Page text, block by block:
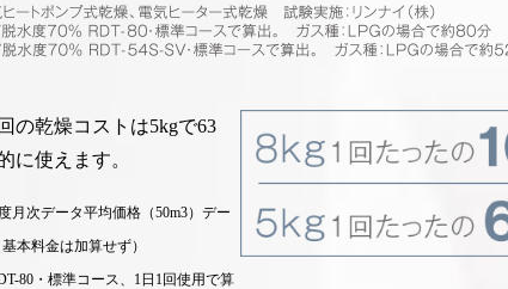
の乾燥コストは5kgで63
に使えます。
月次データ平均価格（50m3）デー
本料金は加算せず）
80・標準コース、1日1回使用で算